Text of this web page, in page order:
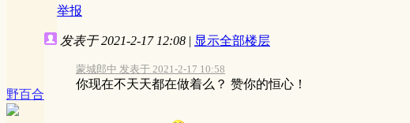
举报
野百合
发表于 2021-2-17 12:08 | 显示全部楼层
蒙城郎中 发表于 2021-2-17 10:58
你现在不天天都在做着么？ 赞你的恒心！